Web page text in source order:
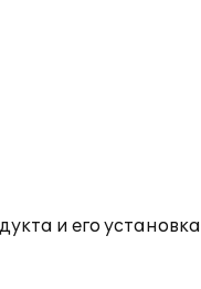
и его